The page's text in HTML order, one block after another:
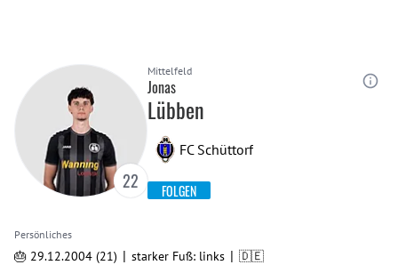
22
Mittelfeld
Jonas
Lübben
FC Schüttorf
FOLGEN
Persönliches
🎂 29.12.2004 (21) | starker Fuß: links | 🇩🇪